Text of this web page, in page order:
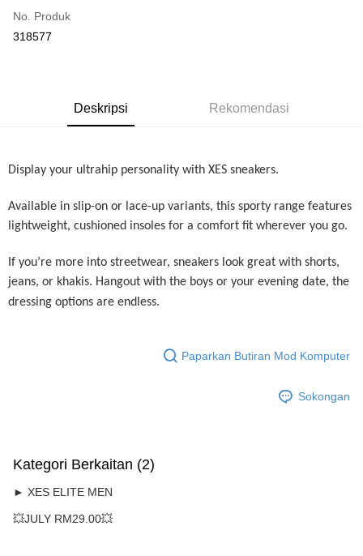
Perbankan atas talian
Deskripsi
Pilihan Penghantaran
Rumah penghantaran
RM7.00/pesanan | Penghantaran percuma untuk pesanan
RM50.00 atau lebih
No. Produk
318577
Deskripsi Rekomendasi
Display your ultrahip personality with XES sneakers.
Available in slip-on or lace-up variants, this sporty range features
lightweight, cushioned insoles for a comfort fit wherever you go.
If you’re more into streetwear, sneakers look great with shorts,
jeans, or khakis. Hangout with the boys or your evening date, the
dressing options are endless.
Paparkan Butiran Mod Komputer
Sokongan
Kategori Berkaitan (2)
► XES ELITE MEN
💥JULY RM29.00💥